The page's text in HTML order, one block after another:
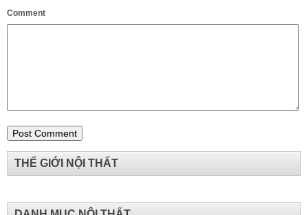
Comment
THẾ GIỚI NỘI THẤT